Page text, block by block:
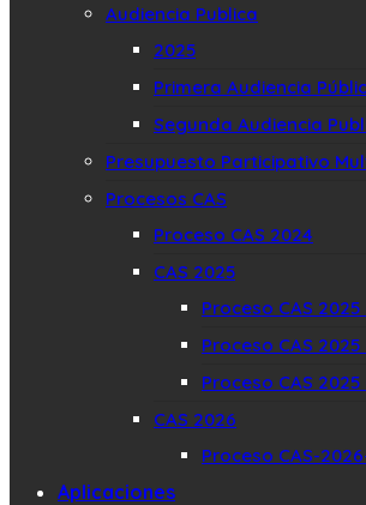
Audiencia Publica
2025
Primera Audiencia
Segunda Audiencia
Presupuesto Participativo
Procesos CAS
Proceso CAS 2024
CAS 2025
Proceso CAS 2025
Proceso CAS 2025
Proceso CAS 2025
CAS 2026
Proceso CAS-
Aplicaciones